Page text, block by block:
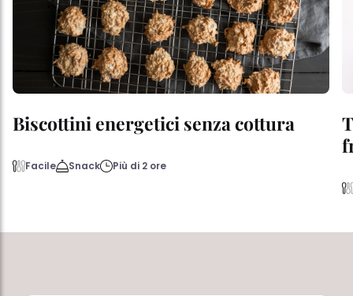
Biscottini energetici senza cottura
Facile Snack Più di 2 ore